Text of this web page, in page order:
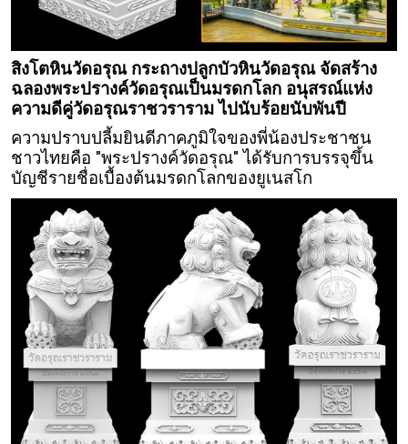
สิงโตหินวัดอรุณ กระถางปลูกบัวหินวัดอรุณ จัดสร้าง
ฉลองพระปรางค์วัดอรุณเป็นมรดกโลก อนุสรณ์แห่ง
ความดีคู่วัดอรุณราชวราราม ไปนับร้อยนับพันปี
ความปราบปลี้มยินดีภาคภูมิใจของพี่น้องประชาชน
ชาวไทยคือ "พระปรางค์วัดอรุณ" ได้รับการบรรจุขึ้น
บัญชีรายชื่อเบื้องต้นมรดกโลกของยูเนสโก